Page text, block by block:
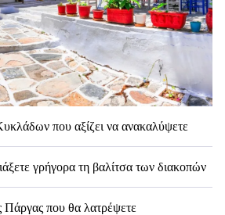
που αξίζει να ανακαλύψετε
γρήγορα τη βαλίτσα των διακοπών
Πάργας που θα λατρέψετε